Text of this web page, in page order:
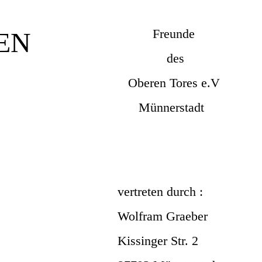
Freunde
des
Oberen Tores e.V
Münnerstadt
vertreten durch :
Wolfram Graeber
Kissinger Str. 2